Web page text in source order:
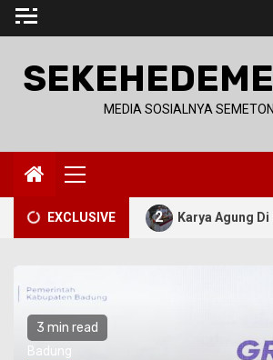
Skip
MEDIA SOSIALNYA SEMETON
Primary
EXCLUSIVE
2 Karya Agung Di Pura Segara